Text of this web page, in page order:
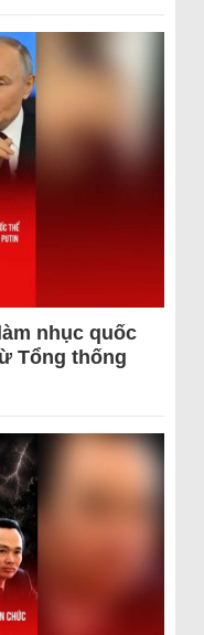
nhục quốc
Tổng thống